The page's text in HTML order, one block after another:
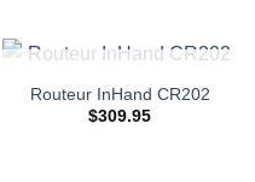
RUPTURE DE STOCK
Routeur InHand CR202
$309.95